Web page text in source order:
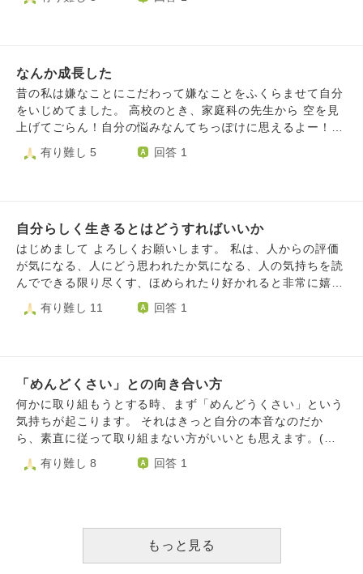
仕事に時間を取られて、予定は常に狂うしやる気も保ちづら
い。じゃあやめれば？と予定変更しても後悔が残ってすっき
りしない状態です。 お坊さんは毎日のおつとめの中で大事
なことを振り返っていると思うのですが、当然新しいインプ
ットだってしているはずだと思うのです。 学んだことを血
肉にするためにどういう事をしていけばいいのか。 いろい
ばいいのか。 アドバイス等ございましたらご教授いただけ
ますと幸いです。
何か生きやすくなるヒントがあればお聞きしたいです。
す。 たしかに家族や周りから言われるように私は甘えてい
ていないので、周りからも避けられているように感じてしま
います。 働かないだらしない人とは関わりたくない、ネガ
ティヴな発言しかできない人とは関わりたくないなどと思わ
れているのではないかと常に不安です。 連絡も相手から来
だと思われているのではないか、友人と食事に行っても私と
ているのですが家族や周りから見たら、そんなことは当たり
前で何も偉くはなく、頑張った内にも入らないというような
言葉を言われたり、心配して貰いたい、ありのままを伝えた
ら嫌われてしまう考えだけで嘘をつく癖が治らないなども含
生きようとかではなくて亡くなった後のことばかりを考えて
ていてよかった。仏教の目的の「私が私らしく」「自分を愛
おしく」思えるような生き方や考え方を教えてください。
なんか成長した
昔の私は嫌なことにこだわって嫌なことをふくらませて自分
をいじめてました。 高校のとき、家庭科の先生から 空を見
上げてごらん！自分の悩みなんてちっぽけに思えるよー！
とアドバイスをもらっても 国語の先生から どんなに自分が
悪くても明日はやってくる。寝て忘れるんだ！ とアドバイ
わ(｀Δ´) でした。 どうして、いろんな方からのアドバイス
が受け入れられたかというと、子供の存在でした。 歯磨き
せん！って言われて、押問答してて、イライラするけど、可
愛い言葉や仕草をされるとなんかそれに癒されて、どうでも
忘れます。 あぁーこういうことなんだなってわかりまし
せいにした人たちが、私を守ってくれるの？私の健康を守っ
てくれるの？ そう気づき、3年で10キロ痩せました。 BMI
適正体重になりました。 ゆっくり痩せたのでリバウンドな
しです。 去年の健康診断でさえ、お医者さんからも保健師
者さんからも保健師さんからも褒められるー(^ω^) これから
有り難し 5 回答 1
自分らしく生きるとはどうすればいいか
はじめまして よろしくお願いします。 私は、人からの評価
が気になる、人にどう思われたか気になる、人の気持ちを読
んでできる限り尽くす、ほめられたり好かれると非常に嬉し
くすぐにその相手を大好きだと思い、逆に批判されたり否定
されたらとても気になり腹が立ったり恨んだり・・・という
反面、本当の私を分かってくれない、裏切られたと思ったり
してしまいます。私自身は職場でも人の本質を見て付き合お
うとしてしまいがちです。 心から相手と理解しあいたいと
思う気持ちがあります。障害のある子どもに関わる仕事をし
す。 他者評価を求めている、承認欲求が強いのかとも思い
母が極端に心配性で、人からいい母親と見られようとしてい
た弱さはある人でした。（私が30代の頃亡くなりました。）
有り難し 11 回答 1
「めんどくさい」との向き合い方
何かに取り組もうとする時、まず「めんどうくさい」という
気持ちが起こります。 それはきっと自分の本音なのだか
ら、素直に従って取り組まない方がいいとも思えます。(仕
事や家事など、やらなければならない場合は別として) しか
し、面倒がってばかりで何にも挑戦しなければ、新たな学び
歩を踏み出してみるべきか、皆様の考えをお聞かせ願いたく
有り難し 8 回答 1
もっと見る